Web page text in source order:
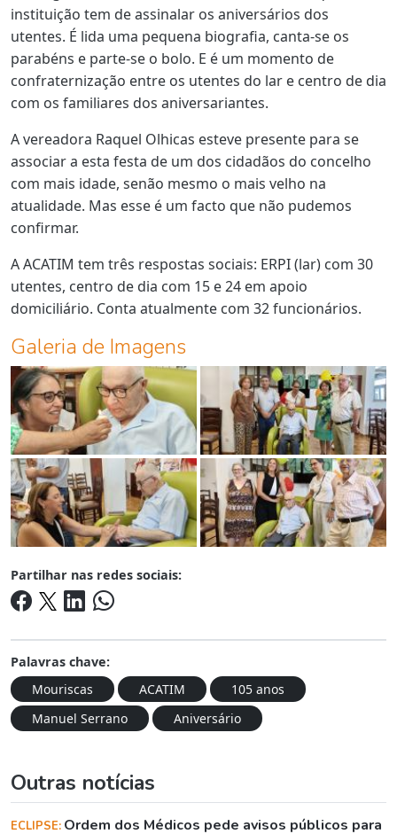
instituição tem de assinalar os aniversários dos
utentes. É lida uma pequena biografia, canta-se os
parabéns e parte-se o bolo. E é um momento de
confraternização entre os utentes do lar e centro de dia
com os familiares dos aniversariantes.
A vereadora Raquel Olhicas esteve presente para se
associar a esta festa de um dos cidadãos do concelho
com mais idade, senão mesmo o mais velho na
atualidade. Mas esse é um facto que não pudemos
confirmar.
A ACATIM tem três respostas sociais: ERPI (lar) com 30
utentes, centro de dia com 15 e 24 em apoio
domiciliário. Conta atualmente com 32 funcionários.
Galeria de Imagens
Partilhar nas redes sociais:
Palavras chave:
Mouriscas
ACATIM
105 anos
Manuel Serrano
Aniversário
Outras notícias
ECLIPSE: Ordem dos Médicos pede avisos públicos para